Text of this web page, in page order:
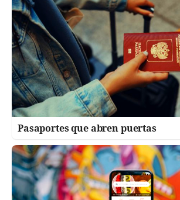
Pasaportes que abren puertas